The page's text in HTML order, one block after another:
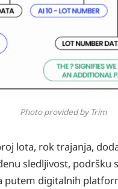
Photo provided by Trim
lota, rok trajanja,
sledljivost, podršku
putem digitalnih